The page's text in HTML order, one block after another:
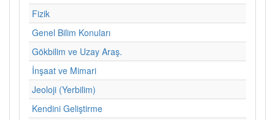
Fizik
Genel Bilim Konuları
Gökbilim ve Uzay Araş.
İnşaat ve Mimari
Jeoloji (Yerbilim)
Kendini Geliştirme